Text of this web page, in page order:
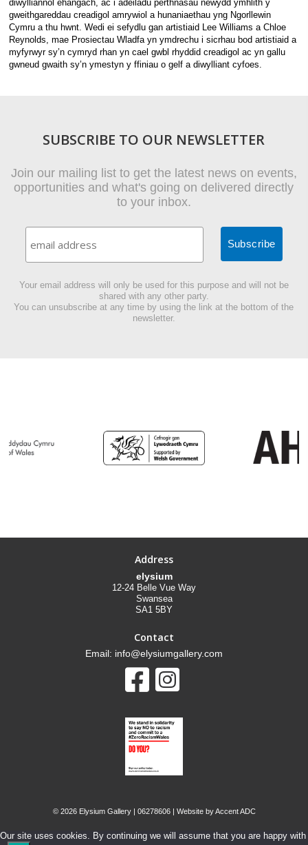
diwylliannol ehangach, ac i adeiladu perthnasau newydd ymhlith y
gweithgareddau creadigol amrywiol a hunaniaethau yng Ngorllewin
Cymru a thu hwnt. Wedi ei sefydlu gan artistiaid Lee Williams a Chloe
Reynolds, mae Prosiectau Wladfa yn ymdrechu i sicrhau bod artistiaid a
myfyrwyr sy’n cymryd rhan yn cael gwbl rhyddid creadigol ac yn gallu
gwneud gwaith sy’n ymestyn y ffiniau o gelf a diwylliant cyfoes.
SUBSCRIBE TO OUR NEWSLETTER
Join our mailing list to get the latest news on events,
opportunities and what's going on delivered directly
to your inbox.
Your email address will only be used for this purpose and will not be
shared with any other party.
You can unsubscribe at any time by using the link at the bottom of the
newsletter.
Address
elysium
12-24 Belle Vue Way
Swansea
SA1 5BY
Contact
Email: info@elysiumgallery.com
©2026 Elysium Gallery | 06278606 | Website byAccent ADC
Our site uses cookies. By continuing we will assume that you are happy with